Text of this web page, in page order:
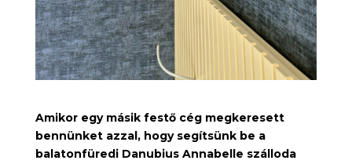
Amikor egy másik festő cég megkeresett
bennünket azzal, hogy segítsünk be a
balatonfüredi Danubius Annabelle szálloda